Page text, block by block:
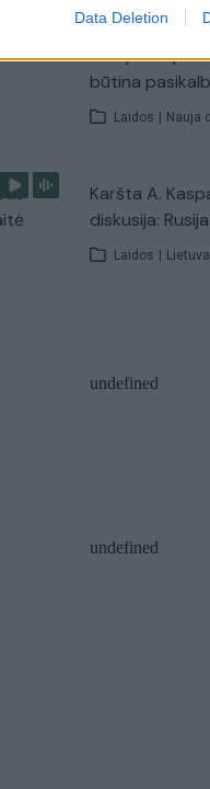
Data Deletion
Ruošiantis
vaikų teisių
būtina
Laidos | Nauja
Karšta A.
diskusija:
Laidos |